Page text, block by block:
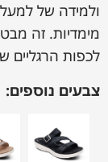
מימדיות. זה
לכפות הרגליים
צבעים נוספים: